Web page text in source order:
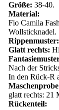
Größe: 38-40.
Material:
Fio Camila
Wollsticknadel.
Rippenmuster:
Glatt rechts:
Nach der
In den Rück-R
glatt rechts: 21
Rückenteil: